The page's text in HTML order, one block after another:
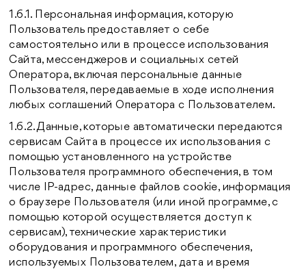
1.6.1. Персональная информация, которую
Пользователь предоставляет о себе
самостоятельно или в процессе использования
Сайта, мессенджеров и социальных сетей
Оператора, включая персональные данные
Пользователя, передаваемые в ходе исполнения
любых соглашений Оператора с Пользователем.
1.6.2. Данные, которые автоматически передаются
сервисам Сайта в процессе их использования с
помощью установленного на устройстве
Пользователя программного обеспечения, в том
числе IP-адрес, данные файлов cookie, информация
о браузере Пользователя (или иной программе, с
помощью которой осуществляется доступ к
сервисам), технические характеристики
оборудования и программного обеспечения,
используемых Пользователем, дата и время